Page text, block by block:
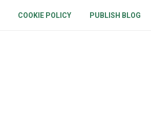
COOKIE POLICY PUBLISH BLOG